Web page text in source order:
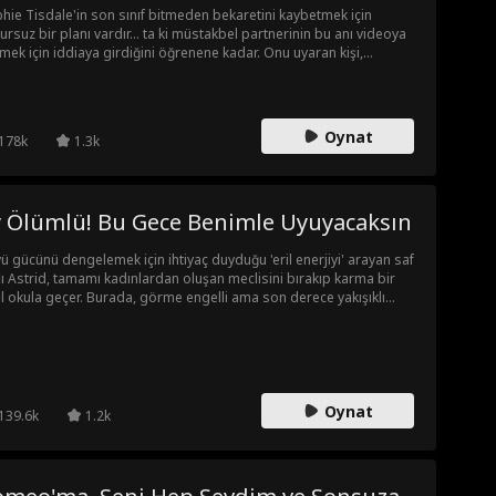
Tisdale'in son sınıf bitmeden bekaretini kaybetmek için
bir planı vardır... ta ki müstakbel partnerinin bu anı videoya
için iddiaya girdiğini öğrenene kadar. Onu uyaran kişi,
178k
1.3k Oynat
Ölümlü! Bu Gece Benimle Uyuyacaksın
gücünü dengelemek için ihtiyaç duyduğu 'eril enerjiyi' arayan saf
Astrid, tamamı kadınlardan oluşan meclisini bırakıp karma bir
okula geçer. Burada, görme engelli ama son derece yakışıklı
gelmediğini öğrendiğinde hayatının kültür şokunu
139.6k 1.2k Oynat